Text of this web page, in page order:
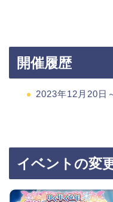
開催履歴
2023年12月20日
イベントの変